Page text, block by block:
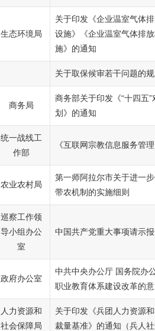
生态环境局
关于印发《企业温室气体
设施》《企业温室气体排
施》的通知
关于取保候审若干问题的
商务局
商务部关于印发《“十四五
划》的通知
统一战线工
作部
《互联网宗教信息服务管
农业农村局
第一师阿拉尔市关于进一
带农机制的实施细则
巡察工作领
导小组办公
室
中国共产党重大事项请示
政府办公室
中共中央办公厅 国务院办
职业教育体系建设改革的
人力资源和
社会保障局
关于印发《兵团人力资源
裁量基准》的通知（兵人